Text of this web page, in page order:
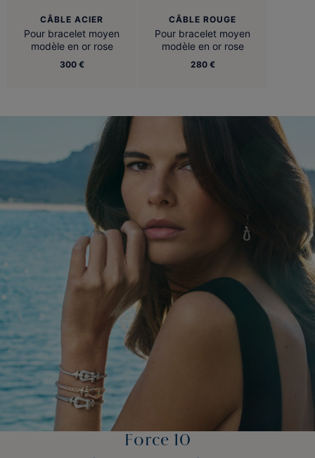
CÂBLE ACIER
Pour bracelet moyen
modèle en or rose
300 €
CÂBLE ROUGE
Pour bracelet moyen
modèle en or rose
280 €
Force 10